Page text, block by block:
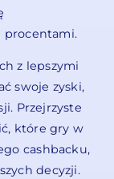
procentami.
z lepszymi
swoje zyski,
Przejrzyste
które gry w
cashbacku,
decyzji.